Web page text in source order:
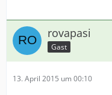
rovapasi
Gast
13. April 2015 um 00:10